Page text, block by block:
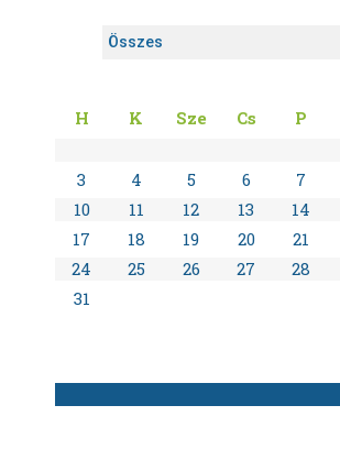
H K Sze Cs P
3
4 5 6 7
10
11 12 13 14
17
18 19 20 21
24
25 26 27 28
31